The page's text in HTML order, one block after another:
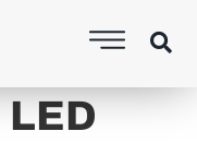
LED